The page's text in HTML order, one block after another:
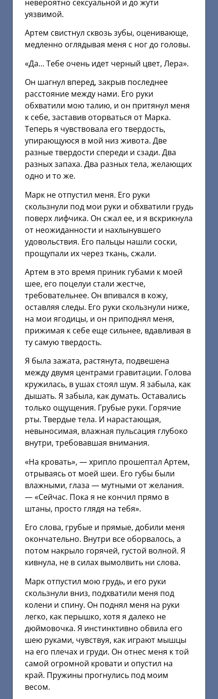
невероятно сексуальной и до жути
уязвимой.
Артем свистнул сквозь зубы, оценивающе,
медленно оглядывая меня с ног до головы.
«Да… Тебе очень идет черный цвет, Лера».
Он шагнул вперед, закрыв последнее
расстояние между нами. Его руки
обхватили мою талию, и он притянул меня
к себе, заставив оторваться от Марка.
Теперь я чувствовала его твердость,
упирающуюся в мой низ живота. Две
разные твердости спереди и сзади. Два
разных запаха. Два разных тела, желающих
одно и то же.
Марк не отпустил меня. Его руки
скользнули под мои руки и обхватили грудь
поверх лифчика. Он сжал ее, и я вскрикнула
от неожиданности и нахлынувшего
удовольствия. Его пальцы нашли соски,
прощупали их через ткань, сжали.
Артем в это время приник губами к моей
шее, его поцелуи стали жестче,
требовательнее. Он впивался в кожу,
оставляя следы. Его руки скользнули ниже,
на мои ягодицы, и он приподнял меня,
прижимая к себе еще сильнее, вдавливая в
ту самую твердость.
Я была зажата, растянута, подвешена
между двумя центрами гравитации. Голова
кружилась, в ушах стоял шум. Я забыла, как
дышать. Я забыла, как думать. Оставались
только ощущения. Грубые руки. Горячие
рты. Твердые тела. И нарастающая,
невыносимая, влажная пульсация глубоко
внутри, требовавшая внимания.
«На кровать», — хрипло прошептал Артем,
отрываясь от моей шеи. Его губы были
влажными, глаза — мутными от желания.
— «Сейчас. Пока я не кончил прямо в
штаны, просто глядя на тебя».
Его слова, грубые и прямые, добили меня
окончательно. Внутри все оборвалось, а
потом накрыло горячей, густой волной. Я
кивнула, не в силах вымолвить ни слова.
Марк отпустил мою грудь, и его руки
скользнули вниз, подхватили меня под
колени и спину. Он поднял меня на руки
легко, как перышко, хотя я далеко не
дюймовочка. Я инстинктивно обвила его
шею руками, чувствуя, как играют мышцы
на его плечах и груди. Он отнес меня к той
самой огромной кровати и опустил на
край. Пружины прогнулись под моим
весом.